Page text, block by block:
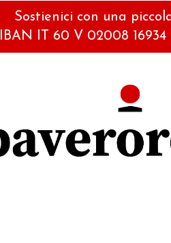
Sostienici con una
IBAN IT 60 V 02008 16934